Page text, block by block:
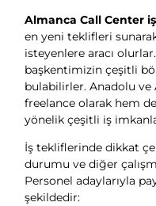
Almanca Call Center
en yeni teklifleri
isteyenlere aracı
başkentimizin çeşitli
bulabilirler. Anadolu ve
freelance olarak hem
yönelik çeşitli iş
İş tekliflerinde dikkat
durumu ve diğer
Personel adaylarıyla
şekildedir: